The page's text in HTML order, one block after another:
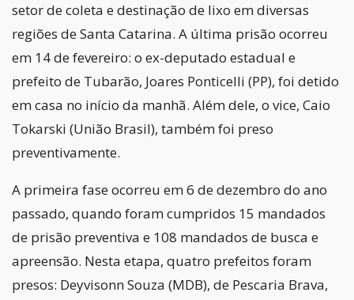
setor de coleta e destinação de lixo em diversas
regiões de Santa Catarina. A última prisão ocorreu
em 14 de fevereiro: o ex-deputado estadual e
prefeito de Tubarão, Joares Ponticelli (PP), foi detido
em casa no início da manhã. Além dele, o vice, Caio
Tokarski (União Brasil), também foi preso
preventivamente.
A primeira fase ocorreu em 6 de dezembro do ano
passado, quando foram cumpridos 15 mandados
de prisão preventiva e 108 mandados de busca e
apreensão. Nesta etapa, quatro prefeitos foram
presos: Deyvisonn Souza (MDB), de Pescaria Brava,